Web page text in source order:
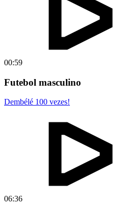
00:59
Futebol masculino
Dembélé 100 vezes!
06:36